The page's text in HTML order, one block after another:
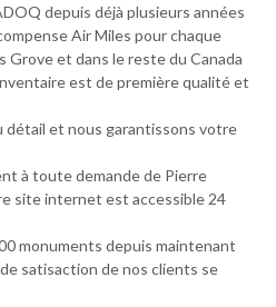
depuis déjà plusieurs années
Air Miles pour chaque
Grove et dans le reste du Canada
est de première qualité et
et nous garantissons votre
à toute demande de Pierre
site internet est accessible 24
monuments depuis maintenant
satisaction de nos clients se